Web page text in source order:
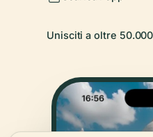
Unisciti a oltre